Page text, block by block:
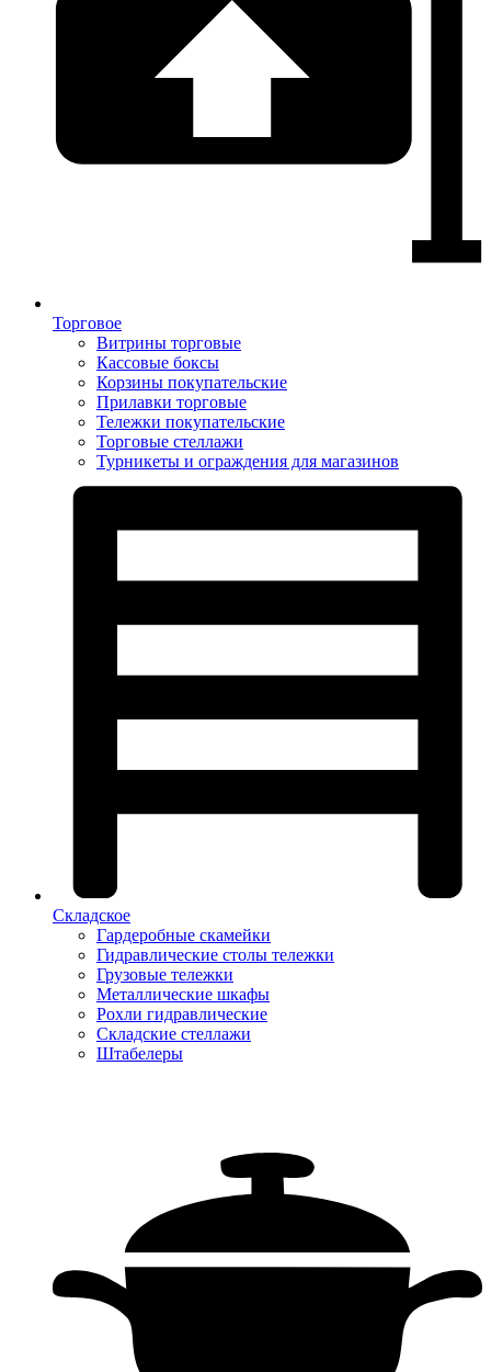
Торговое
Витрины торговые
Кассовые боксы
Корзины покупательские
Прилавки торговые
Тележки покупательские
Торговые стеллажи
Турникеты и ограждения для магазинов
Складское
Гардеробные скамейки
Гидравлические столы тележки
Грузовые тележки
Металлические шкафы
Рохли гидравлические
Складские стеллажи
Штабелеры